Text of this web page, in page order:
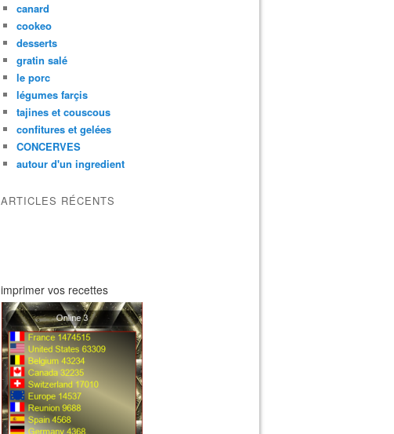
canard
cookeo
desserts
gratin salé
le porc
légumes farçis
tajines et couscous
confitures et gelées
CONCERVES
autour d'un ingredient
ARTICLES RÉCENTS
imprimer vos recettes